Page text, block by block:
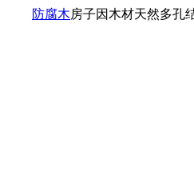
防腐木房子因木材天然多孔